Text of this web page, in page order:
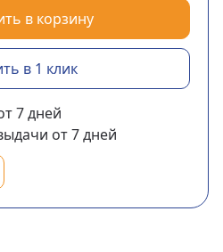
в корзину
в 1 клик
7дней
от 7дней